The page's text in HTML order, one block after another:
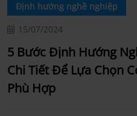
Định hướng nghề nghiệp
15/07/2024
5 Bước Định Hướng
Chi Tiết Để Lựa Chọn
Phù Hợp